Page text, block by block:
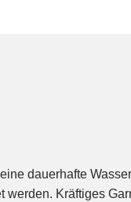
werden. Kräftiges